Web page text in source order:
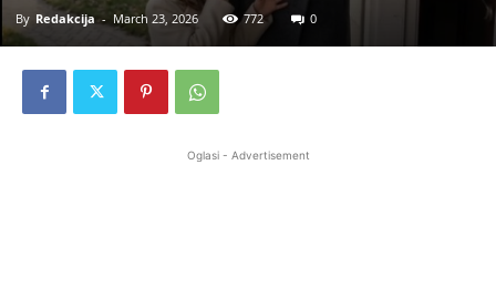
By Redakcija - March 23, 2026 772 0
Oglasi - Advertisement